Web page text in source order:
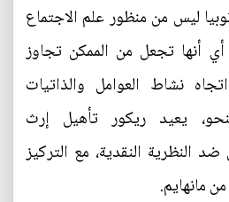
ليس من منظور علم الاجتماع
أنها تجعل من الممكن تجاوز
نشاط العوامل والذاتيات
يعيد ريكور تأهيل إرث
ضد النظرية النقدية، مع التركيز
مانهايم.